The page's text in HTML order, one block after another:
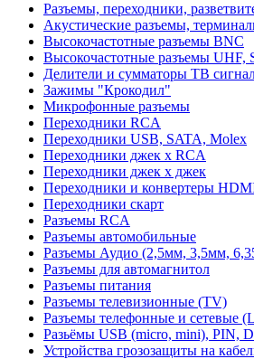
Разъемы, переходники,
Акустические разъемы,
Высокочастотные разъемы BNC
Высокочастотные разъемы
Делители и сумматоры ТВ
Зажимы "Крокодил"
Микрофонные разъемы
Переходники RCA
Переходники USB, SATA, Molex
Переходники джек х RCA
Переходники джек х джек
Переходники и конвертеры
Переходники скарт
Разъемы RCA
Разъемы автомобильные
Разъемы Аудио (2,5мм, 3,5мм,
Разъемы для автомагнитол
Разъемы питания
Разъемы телевизионные (TV)
Разъемы телефонные и сетевые
Разьёмы USB (micro, mini), PIN,
Устройства грозозащиты на